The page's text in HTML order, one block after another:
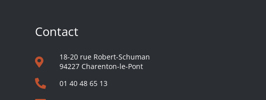
Contact
18-20 rue Robert-Schuman
94227 Charenton-le-Pont
01 40 48 65 13